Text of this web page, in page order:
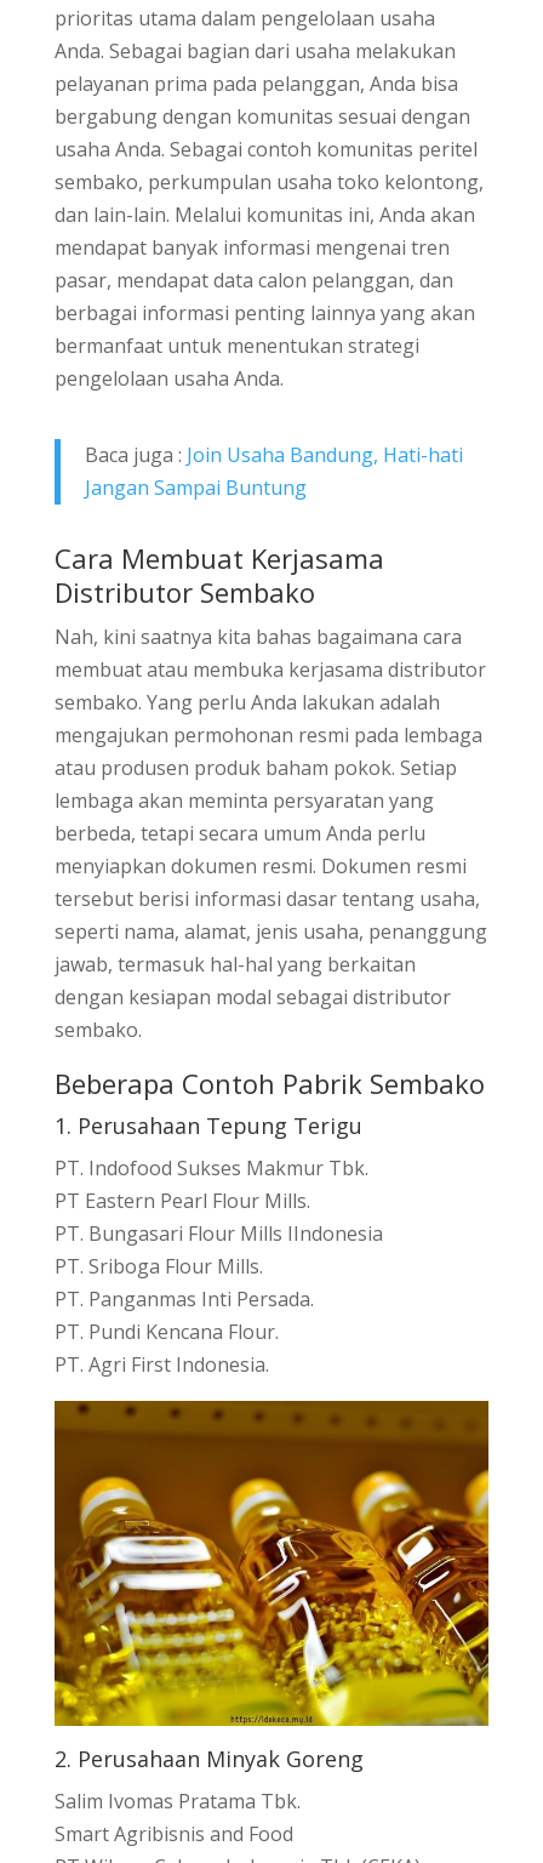
prioritas utama dalam pengelolaan usaha
Anda. Sebagai bagian dari usaha melakukan
pelayanan prima pada pelanggan, Anda bisa
bergabung dengan komunitas sesuai dengan
usaha Anda. Sebagai contoh komunitas peritel
sembako, perkumpulan usaha toko kelontong,
dan lain-lain. Melalui komunitas ini, Anda akan
mendapat banyak informasi mengenai tren
pasar, mendapat data calon pelanggan, dan
berbagai informasi penting lainnya yang akan
bermanfaat untuk menentukan strategi
pengelolaan usaha Anda.
Baca juga : Join Usaha Bandung, Hati-hati
Jangan Sampai Buntung
Cara Membuat Kerjasama
Distributor Sembako
Nah, kini saatnya kita bahas bagaimana cara
membuat atau membuka kerjasama distributor
sembako. Yang perlu Anda lakukan adalah
mengajukan permohonan resmi pada lembaga
atau produsen produk baham pokok. Setiap
lembaga akan meminta persyaratan yang
berbeda, tetapi secara umum Anda perlu
menyiapkan dokumen resmi. Dokumen resmi
tersebut berisi informasi dasar tentang usaha,
seperti nama, alamat, jenis usaha, penanggung
jawab, termasuk hal-hal yang berkaitan
dengan kesiapan modal sebagai distributor
sembako.
Beberapa Contoh Pabrik Sembako
1. Perusahaan Tepung Terigu
PT. Indofood Sukses Makmur Tbk.
PT Eastern Pearl Flour Mills.
PT. Bungasari Flour Mills IIndonesia
PT. Sriboga Flour Mills.
PT. Panganmas Inti Persada.
PT. Pundi Kencana Flour.
PT. Agri First Indonesia.
2. Perusahaan Minyak Goreng
Salim Ivomas Pratama Tbk.
Smart Agribisnis and Food